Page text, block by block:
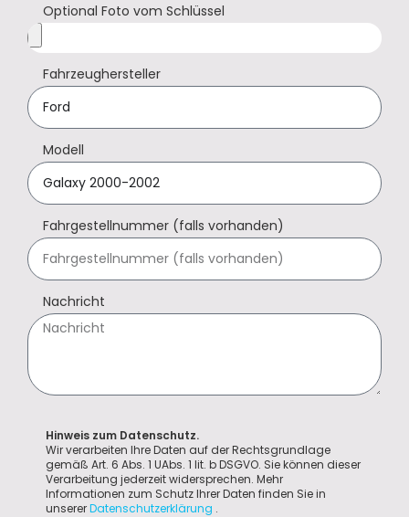
Optional Foto vom Schlüssel
Fahrzeughersteller
Modell
Fahrgestellnummer (falls vorhanden)
Nachricht
Hinweis zum Datenschutz.
Wir verarbeiten Ihre Daten auf der Rechtsgrundlage
gemäß Art. 6 Abs. 1 UAbs. 1 lit. b DSGVO. Sie können dieser
Verarbeitung jederzeit widersprechen. Mehr
Informationen zum Schutz Ihrer Daten finden Sie in
unsererDatenschutzerklärung .